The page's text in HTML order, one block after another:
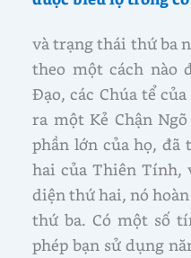
và trạng thái thứ ba
theo một cách nào
Đạo, các Chúa tể
ra một Kẻ Chận
phần lớn của họ, đã
hai của Thiên Tính,
diện thứ hai, nó
thứ ba. Có một số
phép bạn sử dụng